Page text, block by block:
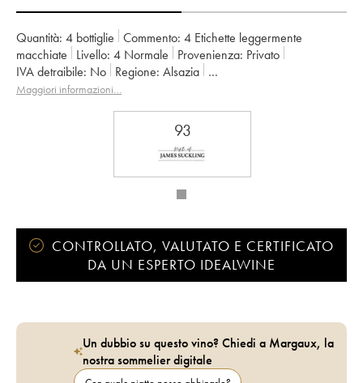
Quantità: 4 bottiglie Commento: 4 Etichette leggermente
macchiate
Livello: 4 Normale Provenienza:
privato
IVA detraibile:
no Regione:
Alsazia
Denominazione:
Crémant d'Alsace
Maggiori informazioni…
93
CONTROLLATO, VALUTATO E CERTIFICATO
DA UN ESPERTO IDEALWINE
Un dubbio su questo vino? Chiedi a Margaux, la
nostra sommelier digitale